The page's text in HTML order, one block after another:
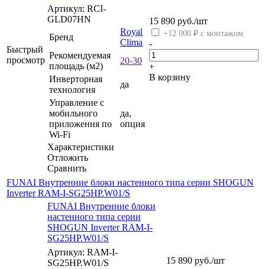
Быстрый
просмотр
Артикул: RCI-
GLD07HN
Бренд
Royal
Clima
Рекомендуемая
площадь (м2)
20-30
Инверторная
технология
да
Управление c
мобильного
приложения по
Wi-Fi
да,
опция
Характеристики
Отложить
Сравнить
15 890 руб./шт
+12 000 ₽ с монтажом
-
+
В корзину
FUNAI Внутренние блоки настенного типа серии SHOGUN
Inverter RAM-I-SG25HP.W01/S
FUNAI Внутренние блоки
настенного типа серии
SHOGUN Inverter RAM-I-
SG25HP.W01/S
Артикул: RAM-I-
SG25HP.W01/S
15 890 руб./шт